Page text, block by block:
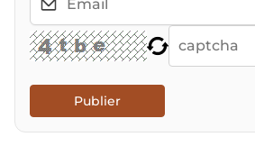
Publier